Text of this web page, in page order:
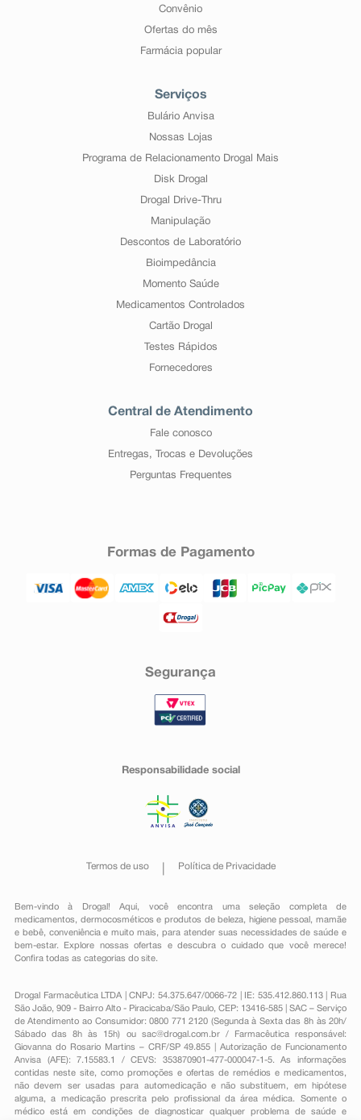
Convênio
Ofertas do mês
Farmácia popular
Serviços
Bulário Anvisa
Nossas Lojas
Programa de Relacionamento Drogal Mais
Disk Drogal
Drogal Drive-Thru
Manipulação
Descontos de Laboratório
Bioimpedância
Momento Saúde
Medicamentos Controlados
Cartão Drogal
Testes Rápidos
Fornecedores
Central de Atendimento
Fale conosco
Entregas, Trocas e Devoluções
Perguntas Frequentes
Formas de Pagamento
Segurança
Responsabilidade social
Termos de uso Política de Privacidade
Bem-vindo à Drogal! Aqui, você encontra uma seleção completa de
medicamentos , dermocosméticos e produtos de beleza, higiene pessoal ,mamãe
e bebê, conveniênciae muito mais, para atender suas necessidades de saúde e
bem-estar. Explore nossas ofertas e descubra o cuidado que você merece!
Confira todas as categorias do site.
Drogal Farmacêutica LTDA | CNPJ: 54.375.647/0066-72 | IE: 535.412.860.113 | Rua
São João, 909 - Bairro Alto - Piracicaba/São Paulo, CEP: 13416-585 | SAC – Serviço
de Atendimento ao Consumidor: 0800 771 2120 (Segunda à Sexta das 8h às 20h/
Sábado das 8h às 15h) ou sac@drogal.com.br/ Farmacêutica responsável:
Giovanna do Rosario Martins – CRF/SP 49.855 | Autorização de Funcionamento
Anvisa (AFE): 7.15583.1 / CEVS: 353870901-477-000047-1-5. As informações
contidas neste site, como promoções e ofertas de remédios e medicamentos,
não devem ser usadas para automedicação e não substituem, em hipótese
alguma, a medicação prescrita pelo profissional da área médica. Somente o
médico está em condições de diagnosticar qualquer problema de saúde e